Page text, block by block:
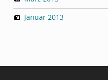
Januar 2013